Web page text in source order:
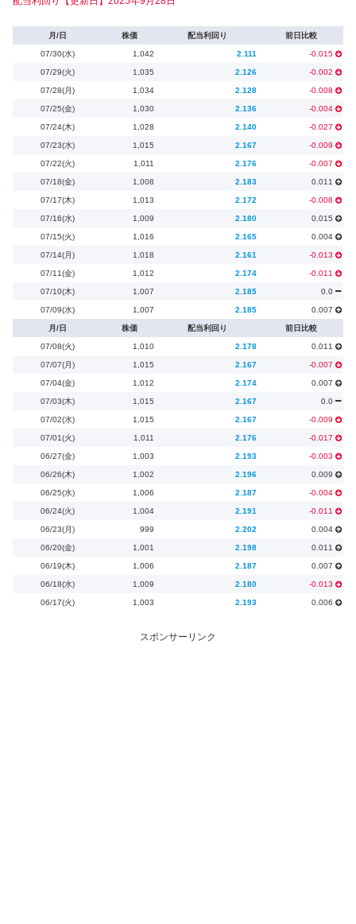
月/日 株価 配当利回り 前日比較
07/30(水) 1,042 2.111 -0.015
07/29(火) 1,035 2.126 -0.002
07/28(月) 1,034 2.128 -0.008
07/25(金) 1,030 2.136 -0.004
07/24(木) 1,028 2.140 -0.027
07/23(水) 1,015 2.167 -0.009
07/22(火) 1,011 2.176 -0.007
07/18(金) 1,008 2.183 0.011
07/17(木) 1,013 2.172 -0.008
07/16(水) 1,009 2.180 0.015
07/15(火) 1,016 2.165 0.004
07/14(月) 1,018 2.161 -0.013
07/11(金) 1,012 2.174 -0.011
07/10(木) 1,007 2.185 0.0
07/09(水) 1,007 2.185 0.007
月/日 株価 配当利回り 前日比較
07/08(火) 1,010 2.178 0.011
07/07(月) 1,015 2.167 -0.007
07/04(金) 1,012 2.174 0.007
07/03(木) 1,015 2.167 0.0
07/02(水) 1,015 2.167 -0.009
07/01(火) 1,011 2.176 -0.017
06/27(金) 1,003 2.193 -0.003
06/26(木) 1,002 2.196 0.009
06/25(水) 1,006 2.187 -0.004
06/24(火) 1,004 2.191 -0.011
06/23(月) 999 2.202 0.004
06/20(金) 1,001 2.198 0.011
06/19(木) 1,006 2.187 0.007
06/18(水) 1,009 2.180 -0.013
06/17(火) 1,003 2.193 0.006
スポンサーリンク